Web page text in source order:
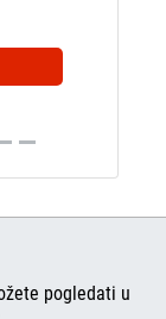
pogledati u